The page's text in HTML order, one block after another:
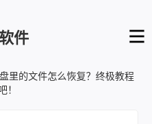
件
里的文件怎么恢复？终极教程
！